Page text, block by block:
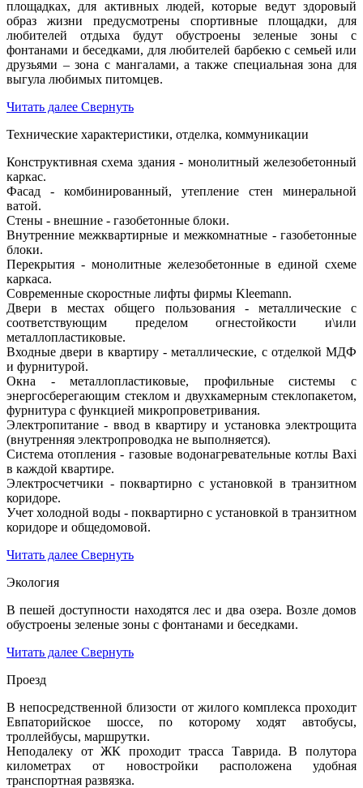
площадках, для активных людей, которые ведут здоровый
образ жизни предусмотрены спортивные площадки, для
любителей отдыха будут обустроены зеленые зоны с
фонтанами и беседками, для любителей барбекю с семьей или
друзьями ‒ зона с мангалами, а также специальная зона для
выгула любимых питомцев.
Читать далее Свернуть
Технические характеристики, отделка, коммуникации
Конструктивная схема здания - монолитный железобетонный
каркас.
Фасад - комбинированный, утепление стен минеральной
ватой.
Стены - внешние - газобетонные блоки.
Внутренние межквартирные и межкомнатные - газобетонные
блоки.
Перекрытия - монолитные железобетонные в единой схеме
каркаса.
Современные скоростные лифты фирмы Kleemann.
Двери в местах общего пользования - металлические с
соответствующим пределом огнестойкости и\или
металлопластиковые.
Входные двери в квартиру - металлические, с отделкой МДФ
и фурнитурой.
Окна - металлопластиковые, профильные системы с
энергосберегающим стеклом и двухкамерным стеклопакетом,
фурнитура с функцией микропроветривания.
Электропитание - ввод в квартиру и установка электрощита
(внутренняя электропроводка не выполняется).
Система отопления - газовые водонагревательные котлы Baxi
в каждой квартире.
Электросчетчики - поквартирно с установкой в транзитном
коридоре.
Учет холодной воды - поквартирно с установкой в транзитном
коридоре и общедомовой.
Читать далее Свернуть
Экология
В пешей доступности находятся лес и два озера. Возле домов
обустроены зеленые зоны с фонтанами и беседками.
Читать далее Свернуть
Проезд
В непосредственной близости от жилого комплекса проходит
Евпаторийское шоссе, по которому ходят автобусы,
троллейбусы, маршрутки.
Неподалеку от ЖК проходит трасса Таврида. В полутора
километрах от новостройки расположена удобная
транспортная развязка.